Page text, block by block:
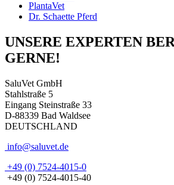
PlantaVet
Dr. Schaette Pferd
UNSERE EXPERTEN
GERNE!
SaluVet GmbH
Stahlstraße 5
Eingang Steinstraße 33
D-88339 Bad Waldsee
DEUTSCHLAND
info@saluvet.de
+49 (0) 7524-4015-0
+49 (0) 7524-4015-40